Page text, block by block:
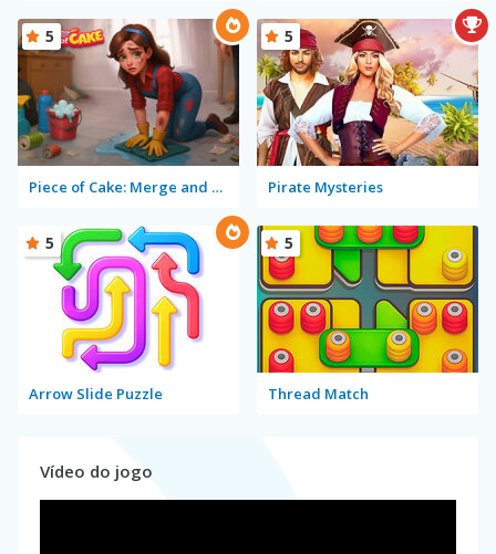
Piece of Cake: Merge and Bake
5
Pirate Mysteries
5
Arrow Slide Puzzle
5
Thread Match
5
Vídeo do jogo